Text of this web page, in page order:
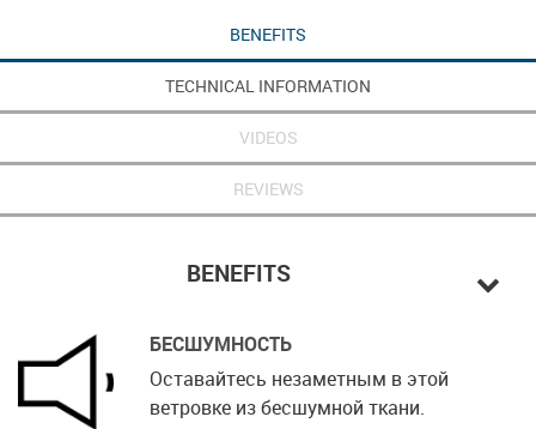
BENEFITS
TECHNICAL INFORMATION
VIDEOS
REVIEWS
BENEFITS
БЕСШУМНОСТЬ
Оставайтесь незаметным в этой
ветровке из бесшумной ткани.